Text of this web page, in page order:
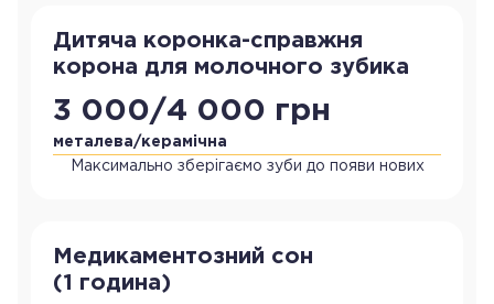
Дитяча коронка-справжня
корона для молочного зубика
3 000/4 000 грн
металева/керамічна
Максимально зберігаємо зуби до появи нових
Медикаментозний сон
(1 година)